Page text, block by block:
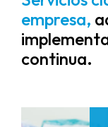
empresa,
continua.